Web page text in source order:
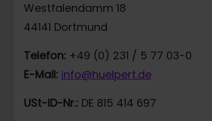
Westfalendamm 18
44141 Dortmund
Telefon: +49 (0) 231 / 5 77 03-0
E-Mail: info@huelpert.de
USt-ID-Nr.: DE 815 414 697